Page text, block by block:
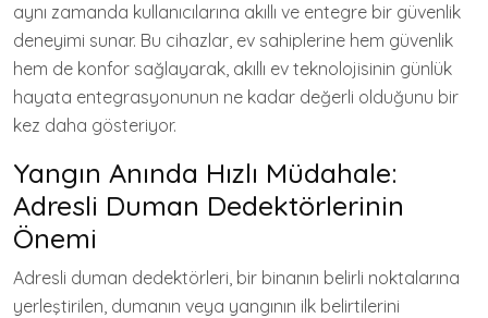
aynı zamanda kullanıcılarına akıllı ve entegre bir güvenlik
deneyimi sunar. Bu cihazlar, ev sahiplerine hem güvenlik
hem de konfor sağlayarak, akıllı ev teknolojisinin günlük
hayata entegrasyonunun ne kadar değerli olduğunu bir
kez daha gösteriyor.
Yangın Anında Hızlı Müdahale:
Adresli Duman Dedektörlerinin
Önemi
Adresli duman dedektörleri, bir binanın belirli noktalarına
yerleştirilen, dumanın veya yangının ilk belirtilerini